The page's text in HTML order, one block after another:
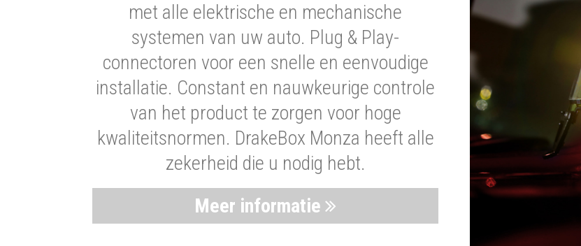
met alle elektrische en mechanische
systemen van uw auto. Plug & Play-
connectoren voor een snelle en eenvoudige
installatie. Constant en nauwkeurige controle
van het product te zorgen voor hoge
kwaliteitsnormen. DrakeBox Monza heeft alle
zekerheid die u nodig hebt.
Meer informatie